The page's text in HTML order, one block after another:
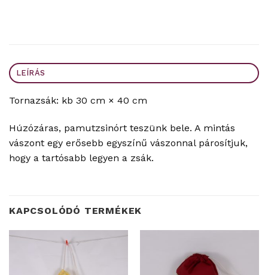
LEÍRÁS
Tornazsák: kb 30 cm × 40 cm
Húzózáras, pamutzsinórt teszünk bele. A mintás
vászont egy erősebb egyszínű vászonnal párosítjuk,
hogy a tartósabb legyen a zsák.
KAPCSOLÓDÓ TERMÉKEK